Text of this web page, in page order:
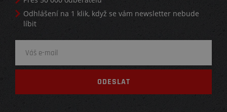
Odhlášení na 1 klik, když se vám newsletter nebude
líbit